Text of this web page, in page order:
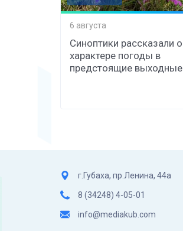
6 августа
Синоптики рассказали о
характере погоды в
предстоящие выходные
г.Губаха, пр.Ленина, 44а
8 (34248) 4-05-01
info@mediakub.com